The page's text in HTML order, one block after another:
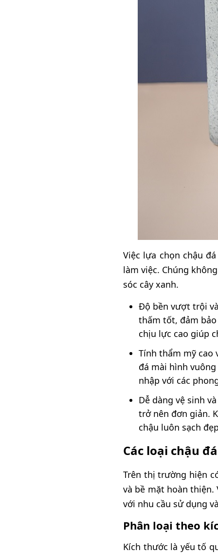
Việc lựa chọn chậu
làm việc. Chúng
sóc cây xanh.
Độ bền vượt trội
thấm tốt, đảm
chịu lực cao giúp
Tính thẩm mỹ cao
đá mài hình
nhập với các
Dễ dàng vệ sinh
trở nên đơn giản.
chậu luôn sạch
Các loại chậu
Trên thị trường hiện
và bề mặt hoàn thiện.
với nhu cầu sử dụng
Phân loại theo
Kích thước là yếu tố